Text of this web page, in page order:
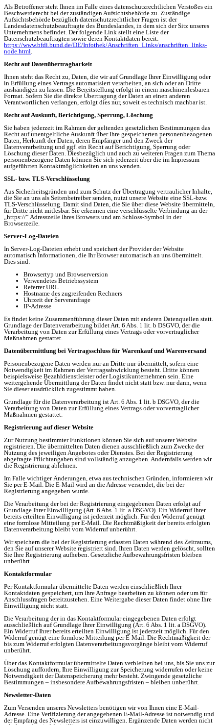
Als Betroffener steht Ihnen im Falle eines datenschutzrechtlichen Verstoßes ein
Beschwerderecht bei der zuständigen Aufsichtsbehörde zu. Zuständige
Aufsichtsbehörde bezüglich datenschutzrechtlicher Fragen ist der
Landesdatenschutzbeauftragte des Bundeslandes, in dem sich der Sitz unseres
Unternehmens befindet. Der folgende Link stellt eine Liste der
Datenschutzbeauftragten sowie deren Kontaktdaten bereit:
https://www.bfdi.bund.de/DE/Infothek/Anschriften_Links/anschriften_links-
node.html
Recht auf Datenübertragbarkeit
Ihnen steht das Recht zu, Daten, die wir auf Grundlage Ihrer Einwilligung oder
in Erfüllung eines Vertrags automatisiert verarbeiten, an sich oder an Dritte
aushändigen zu lassen. Die Bereitstellung erfolgt in einem maschinenlesbaren
Format. Sofern Sie die direkte Übertragung der Daten an einen anderen
Verantwortlichen verlangen, erfolgt dies nur, soweit es technisch machbar ist.
Recht auf Auskunft, Berichtigung, Sperrung, Löschung
Sie haben jederzeit im Rahmen der geltenden gesetzlichen Bestimmungen das
Recht auf unentgeltliche Auskunft über Ihre gespeicherten personenbezogenen
Daten, Herkunft der Daten, deren Empfänger und den Zweck der
Datenverarbeitung und ggf. ein Recht auf Berichtigung, Sperrung oder
Löschung dieser Daten. Diesbezüglich und auch zu weiteren Fragen zum Thema
personenbezogene Daten können Sie sich jederzeit über die im Impressum
aufgeführten Kontaktmöglichkeiten an uns wenden.
SSL- bzw. TLS-Verschlüsselung
Aus Sicherheitsgründen und zum Schutz der Übertragung vertraulicher Inhalte,
die Sie an uns als Seitenbetreiber senden, nutzt unsere Website eine SSL-bzw.
TLS-Verschlüsselung. Damit sind Daten, die Sie über diese Website übermitteln,
für Dritte nicht mitlesbar. Sie erkennen eine verschlüsselte Verbindung an der
„https://“ Adresszeile Ihres Browsers und am Schloss-Symbol in der
Browserzeile.
Server-Log-Dateien
In Server-Log-Dateien erhebt und speichert der Provider der Website
automatisch Informationen, die Ihr Browser automatisch an uns übermittelt.
Dies sind:
Browsertyp und Browserversion
Verwendetes Betriebssystem
Referrer URL
Hostname des zugreifenden Rechners
Uhrzeit der Serveranfrage
IP-Adresse
Es findet keine Zusammenführung dieser Daten mit anderen Datenquellen statt.
Grundlage der Datenverarbeitung bildet Art. 6 Abs. 1 lit. b DSGVO, der die
Verarbeitung von Daten zur Erfüllung eines Vertrags oder vorvertraglicher
Maßnahmen gestattet.
Datenübermittlung bei Vertragsschluss für Warenkauf und Warenversand
Personenbezogene Daten werden nur an Dritte nur übermittelt, sofern eine
Notwendigkeit im Rahmen der Vertragsabwicklung besteht. Dritte können
beispielsweise Bezahldienstleister oder Logistikunternehmen sein. Eine
weitergehende Übermittlung der Daten findet nicht statt bzw. nur dann, wenn
Sie dieser ausdrücklich zugestimmt haben.
Grundlage für die Datenverarbeitung ist Art. 6 Abs. 1 lit. b DSGVO, der die
Verarbeitung von Daten zur Erfüllung eines Vertrags oder vorvertraglicher
Maßnahmen gestattet.
Registrierung auf dieser Website
Zur Nutzung bestimmter Funktionen können Sie sich auf unserer Website
registrieren. Die übermittelten Daten dienen ausschließlich zum Zwecke der
Nutzung des jeweiligen Angebotes oder Dienstes. Bei der Registrierung
abgefragte Pflichtangaben sind vollständig anzugeben. Andernfalls werden wir
die Registrierung ablehnen.
Im Falle wichtiger Änderungen, etwa aus technischen Gründen, informieren wir
Sie per E-Mail. Die E-Mail wird an die Adresse versendet, die bei der
Registrierung angegeben wurde.
Die Verarbeitung der bei der Registrierung eingegebenen Daten erfolgt auf
Grundlage Ihrer Einwilligung (Art. 6 Abs. 1 lit. a DSGVO). Ein Widerruf Ihrer
bereits erteilten Einwilligung ist jederzeit möglich. Für den Widerruf genügt
eine formlose Mitteilung per E-Mail. Die Rechtmäßigkeit der bereits erfolgten
Datenverarbeitung bleibt vom Widerruf unberührt.
Wir speichern die bei der Registrierung erfassten Daten während des Zeitraums,
den Sie auf unserer Website registriert sind. Ihren Daten werden gelöscht, sollten
Sie Ihre Registrierung aufheben. Gesetzliche Aufbewahrungsfristen bleiben
unberührt.
Kontaktformular
Per Kontaktformular übermittelte Daten werden einschließlich Ihrer
Kontaktdaten gespeichert, um Ihre Anfrage bearbeiten zu können oder um für
Anschlussfragen bereitzustehen. Eine Weitergabe dieser Daten findet ohne Ihre
Einwilligung nicht statt.
Die Verarbeitung der in das Kontaktformular eingegebenen Daten erfolgt
ausschließlich auf Grundlage Ihrer Einwilligung (Art. 6 Abs. 1 lit. a DSGVO).
Ein Widerruf Ihrer bereits erteilten Einwilligung ist jederzeit möglich. Für den
Widerruf genügt eine formlose Mitteilung per E-Mail. Die Rechtmäßigkeit der
bis zum Widerruf erfolgten Datenverarbeitungsvorgänge bleibt vom Widerruf
unberührt.
Über das Kontaktformular übermittelte Daten verbleiben bei uns, bis Sie uns zur
Löschung auffordern, Ihre Einwilligung zur Speicherung widerrufen oder keine
Notwendigkeit der Datenspeicherung mehr besteht. Zwingende gesetzliche
Bestimmungen – insbesondere Aufbewahrungsfristen – bleiben unberührt.
Newsletter-Daten
Zum Versenden unseres Newsletters benötigen wir von Ihnen eine E-Mail-
Adresse. Eine Verifizierung der angegebenen E-Mail-Adresse ist notwendig und
der Empfang des Newsletters ist einzuwilligen. Ergänzende Daten werden nicht